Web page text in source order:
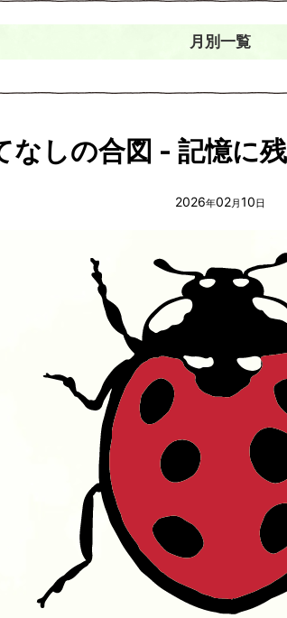
しの合図 - 記憶に
2026年02月10日
月別一覧